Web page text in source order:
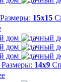
Размеры: 15х15
Размеры: 14х9